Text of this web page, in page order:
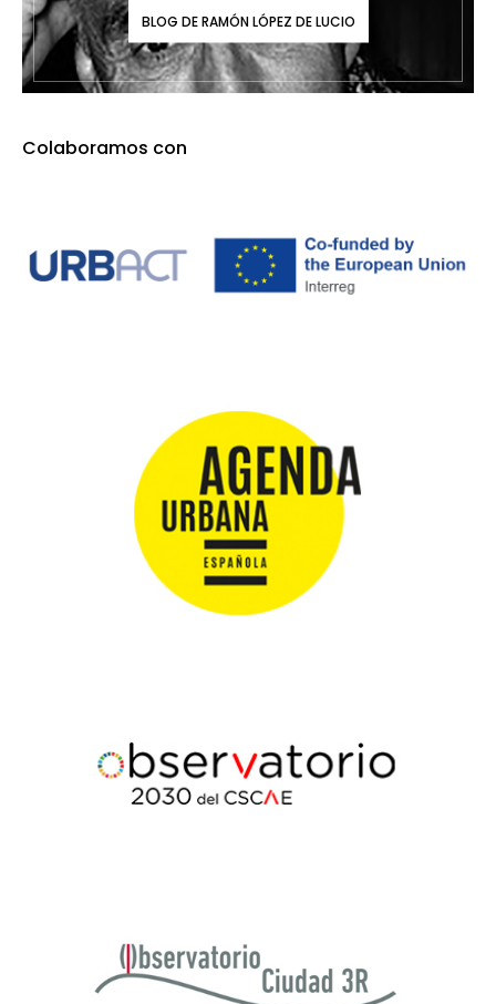
BLOG DE RAMÓN LÓPEZ DE LUCIO
Colaboramos con